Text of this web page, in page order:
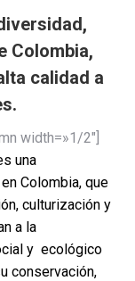
Colombia,
calidad a
width=»1/2″]
una
Colombia, que
culturización y
a la
y ecológico
conservación,